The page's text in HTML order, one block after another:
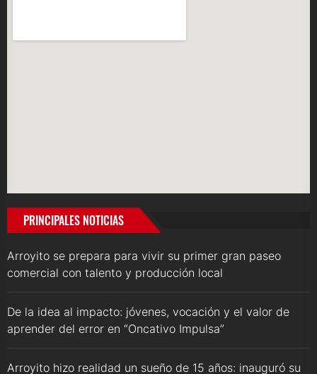
PRINCIPALES NOTICIAS
Arroyito se prepara para vivir su primer gran paseo
comercial con talento y producción local
De la idea al impacto: jóvenes, vocación y el valor de
aprender del error en “Oncativo Impulsa”
Arroyito hizo realidad un sueño de 15 años: inauguró su